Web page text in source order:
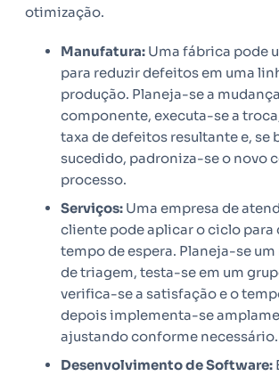
otimização.
Manufatura: Uma fábrica pode
para reduzir defeitos em uma
produção. Planeja-se a
componente, executa-se a
taxa de defeitos resultante e, se
sucedido, padroniza-se o novo
processo.
Serviços: Uma empresa de
cliente pode aplicar o ciclo
tempo de espera. Planeja-se
de triagem, testa-se em um
verifica-se a satisfação e o
depois implementa-se
ajustando conforme necessário.
Desenvolvimento de Software: